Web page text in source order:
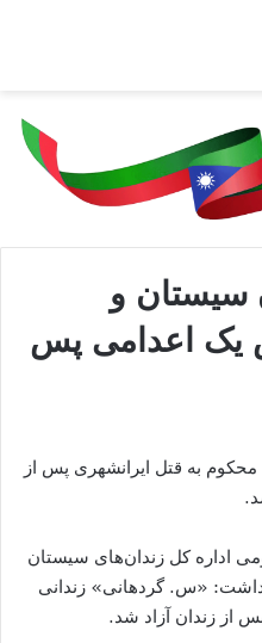
سیستان و
یک اعدامی پس
به قتل ایرانشهری پس از
اداره کل زندان‌های سیستان
داشت: «س. گردهانی» زندانی